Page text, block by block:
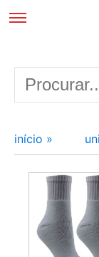
início »